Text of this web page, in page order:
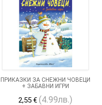
ПРИКАЗКИ ЗА СНЕЖНИ ЧОВЕЦИ
+ ЗАБАВНИ ИГРИ
2,55 € (4.99лв.)